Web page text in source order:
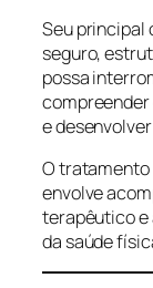
Seu principal
seguro,
possa
compreender
e
O tratamento
envolve
terapêutico
da saúde